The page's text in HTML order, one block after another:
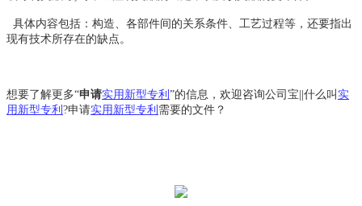
具体内容包括：构造、各部件间的关系条件、工艺过程等，还要指出
现有技术所存在的缺点。
想要了解更多“申请实用新型专利 ”的信息，欢迎咨询公司宝||什么叫 实
用新型专利 ?申请实用新型专利 需要的文件？